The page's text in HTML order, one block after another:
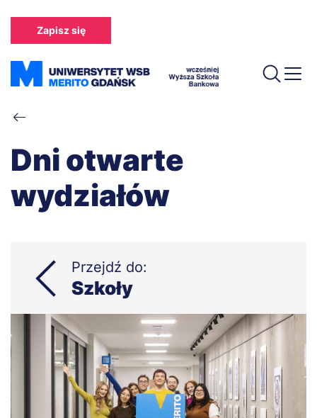
treści
Zapisz się
Ścieżka
nawigacyjna
Dni otwarte
wydziałów
Przejdź do:
Szkoły